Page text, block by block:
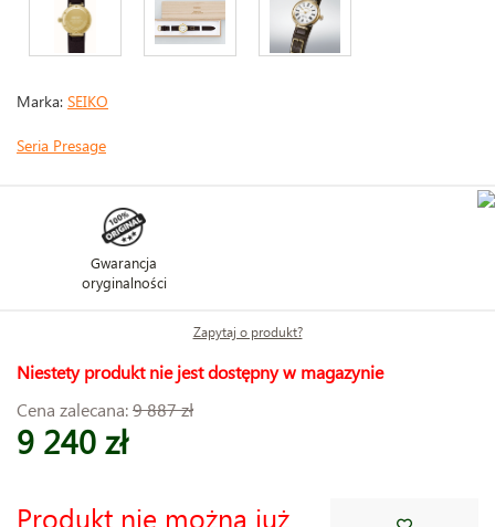
Marka: SEIKO
Seria Presage
Gwarancja
oryginalności
Zapytaj o produkt?
Niestety produkt nie jest dostępny w magazynie
Cena zalecana:9 887 zł
9 240 zł
Produkt nie można już